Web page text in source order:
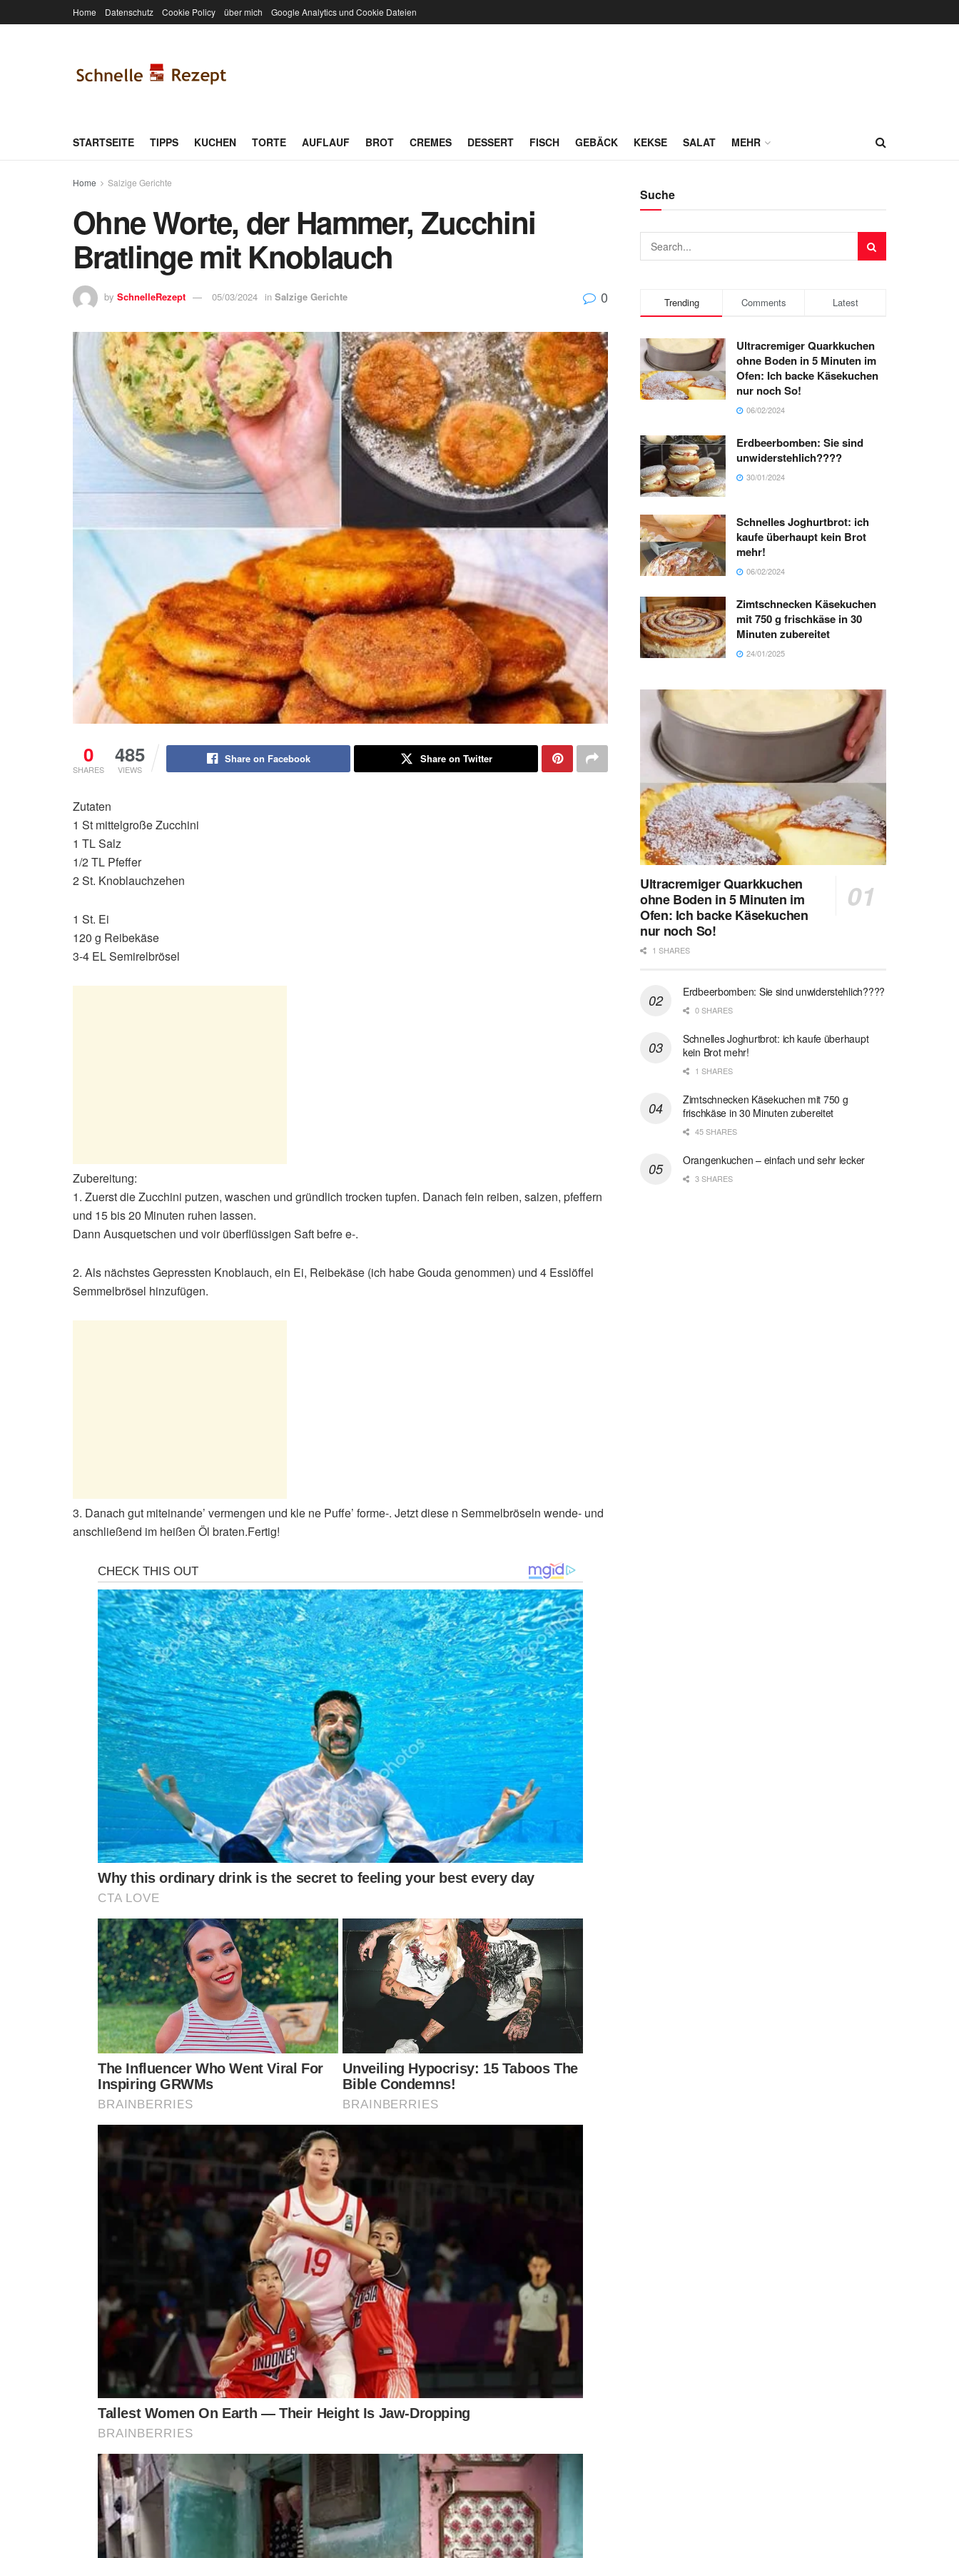
Home Datenschutz Cookie Policy über mich Google Analytics und Cookie Dateien
STARTSEITE TIPPS KUCHEN TORTE AUFLAUF BROT CREMES DESSERT FISCH GEBÄCK KEKSE SALAT MEHR
Home Salzige Gerichte
Ohne Worte, der Hammer, Zucchini
Bratlinge mit Knoblauch
by SchnelleRezept 05/03/2024 in Salzige Gerichte 0
0
SHARES
485
VIEWS
Share on Facebook Share on Twitter
Zutaten
1 St mittelgroße Zucchini
1 TL Salz
1/2 TL Pfeffer
2 St. Knoblauchzehen
1 St. Ei
120 g Reibekäse
3-4 EL Semirelbrösel
Zubereitung:
1. Zuerst die Zucchini putzen, waschen und gründlich trocken tupfen. Danach fein reiben, salzen, pfeffern
und 15 bis 20 Minuten ruhen lassen.
Dann Ausquetschen und voir überflüssigen Saft befre e-.
2. Als nächstes Gepressten Knoblauch, ein Ei, Reibekäse (ich habe Gouda genommen) und 4 Esslöffel
Semmelbrösel hinzufügen.
3. Danach gut miteinande’ vermengen und kle ne Puffe’ forme-. Jetzt diese n Semmelbröseln wende- und
anschließend im heißen Öl braten.Fertig!
Suche
Trending Comments Latest
Ultracremiger Quarkkuchen
ohne Boden in 5 Minuten im
Ofen: Ich backe Käsekuchen
nur noch So!
06/02/2024
Erdbeerbomben: Sie sind
unwiderstehlich????
30/01/2024
Schnelles Joghurtbrot: ich
kaufe überhaupt kein Brot
mehr!
06/02/2024
Zimtschnecken Käsekuchen
mit 750 g frischkäse in 30
Minuten zubereitet
24/01/2025
Ultracremiger Quarkkuchen
ohne Boden in 5 Minuten im
Ofen: Ich backe Käsekuchen
nur noch So!
1 SHARES
Erdbeerbomben: Sie sind unwiderstehlich????
0 SHARES
Schnelles Joghurtbrot: ich kaufe überhaupt
kein Brot mehr!
1 SHARES
Zimtschnecken Käsekuchen mit 750 g
frischkäse in 30 Minuten zubereitet
45 SHARES
Orangenkuchen – einfach und sehr lecker
3 SHARES